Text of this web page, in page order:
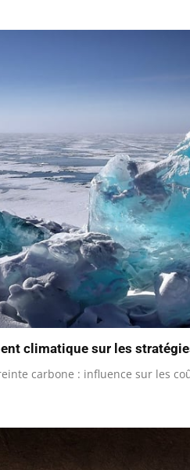
climatique sur les
carbone : influence sur les